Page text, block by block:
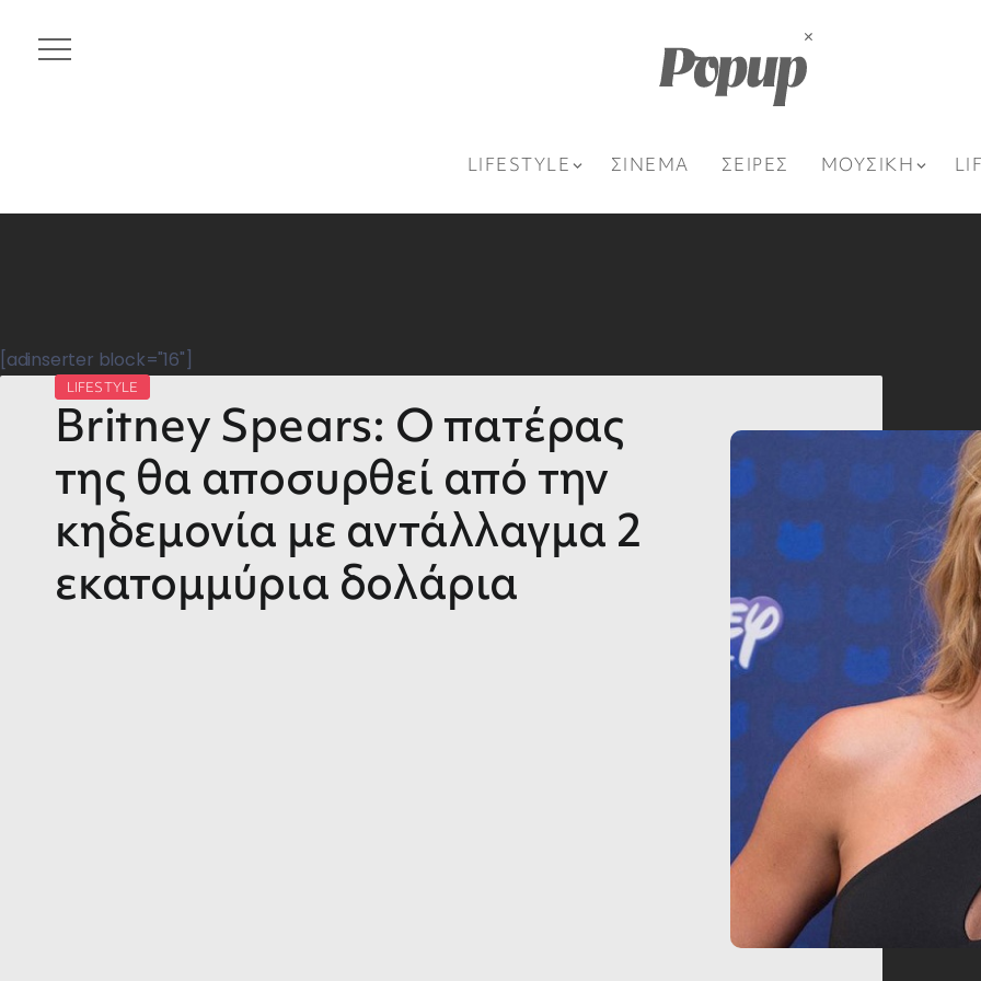
LIFESTYLE ΣΙΝΕΜΑ ΣΕΙΡΕΣ ΜΟΥΣΙΚΗ
[adinserter block="16"]
LIFESTYLE
Britney Spears: Ο πατέρας
της θα αποσυρθεί από την
κηδεμονία με αντάλλαγμα 2
εκατομμύρια δολάρια